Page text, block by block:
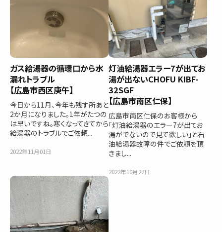
ガス給湯器の循環口から水
漏れトラブル
【広島市西区庚午】
今日から11月、今年も残す所あと
2か月になりました。1年がたつの
は早いですね。寒くなってきてから
給湯器のトラブルでご依頼...
2022年11月01日
灯油給湯器エラー7が出てお
湯が出ないCHOFU KIBF-
32SGF
【広島市南区仁保】
広島市南区仁保のお客様から
「灯油給湯器のエラー7が出てお
湯がでないので見て欲しい」と石
油給湯器故障の件でご依頼を頂
きまし...
2022年10月22日